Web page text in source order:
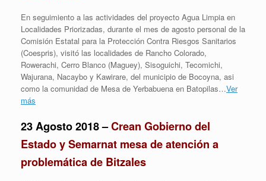
En seguimiento a las actividades del proyecto Agua Limpia en
Localidades Priorizadas, durante el mes de agosto personal de la
Comisión Estatal para la Protección Contra Riesgos Sanitarios
(Coespris), visitó las localidades de Rancho Colorado,
Rowerachi, Cerro Blanco (Maguey), Sisoguichi, Tecomichi,
Wajurana, Nacaybo y Kawirare, del municipio de Bocoyna, asi
como la comunidad de Mesa de Yerbabuena en Batopilas…Ver
más
23 Agosto 2018 –Crean Gobierno del
Estado y Semarnat mesa de atención a
problemática de Bitzales